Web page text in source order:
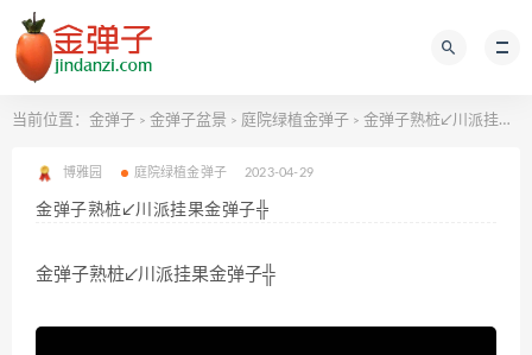
当前位置： 金弹子 > 金弹子盆景 > 庭院绿植金弹子 > 金弹子熟桩↙川派挂果金弹子╬
博雅园 庭院绿植金弹子 2023-04-29
金弹子熟桩↙川派挂果金弹子╬
金弹子熟桩↙川派挂果金弹子╬